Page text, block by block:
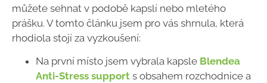
můžete sehnat v podobě kapslí nebo mletého
prášku. V tomto článku jsem pro vás shrnula, která
rhodiola stojí za vyzkoušení:
Na první místo jsem vybrala kapsle Blendea
Anti-Stress support s obsahem rozchodnice a